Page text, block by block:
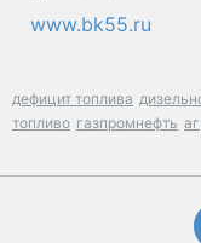
www.bk55.ru
дефицит топлива
топливо газпромнефть